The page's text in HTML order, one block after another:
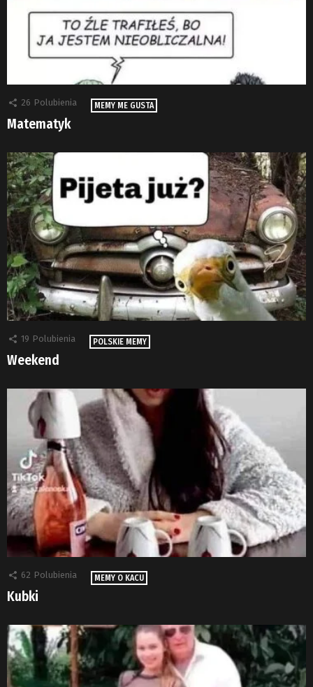
26 Polubienia MEMY ME GUSTA
Matematyk
19 Polubienia POLSKIE MEMY
Weekend
62 Polubienia MEMY O KACU
Kubki